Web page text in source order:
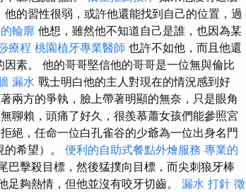
的習性很弱，或許他還能找到自己的位置，過
輪廓 他想，雖然他不知道自己是誰，也因為某
療程 桃園植牙專業醫師 也許不如他，而且他還
素。 他的哥哥堅信他的哥哥是一位無與倫比
漏水 戰士明白他的主人對現在的情況感到好
兩方的爭執，臉上帶著明顯的無奈，只是眼角
聊賴，頭痛了好久，很羨慕蕭女孩們能參照宮
絕，任命一位白孔雀谷的少爺為一位出身名門
希望）。 便利的自助式餐點外燴服務 專業的
巴擊殺目標，然後猛撲向目標，而尖刺狼牙棒
夠熱情，但他並沒有咬牙切齒。 漏水 打針 徵